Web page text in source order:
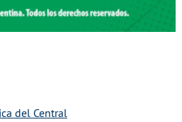
del Central